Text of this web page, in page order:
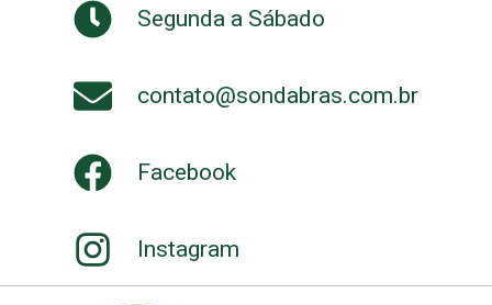
Segunda a Sábado
contato@sondabras.com.br
Facebook
Instagram